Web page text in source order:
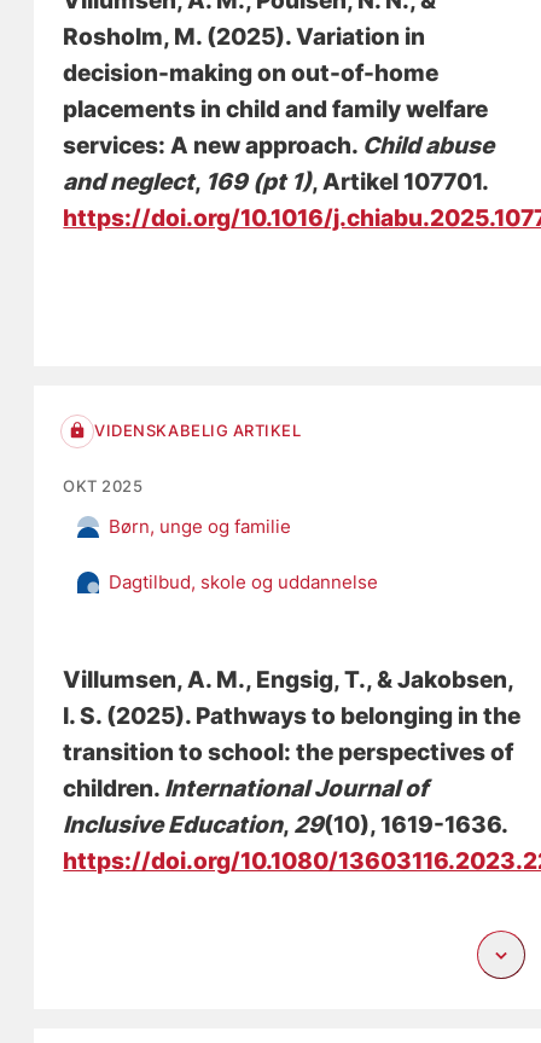
Rosholm, M. (2025).Variation in
decision-making on out-of-home
placements in child and family welfare
services: A new approach. Child abuse
and neglect, 169 (pt 1), Artikel 107701.
https://doi.org/10.1016/
VIDENSKABELIG ARTIKEL
OKT 2025
Børn, unge og familie
Dagtilbud, skole og uddannelse
Villumsen, A. M., Engsig, T., & Jakobsen,
I. S. (2025). Pathways to belonging in the
transition to school: the perspectives of
children. International Journal of
Inclusive Education, 29(10), 1619-1636.
https://doi.org/10.1080/